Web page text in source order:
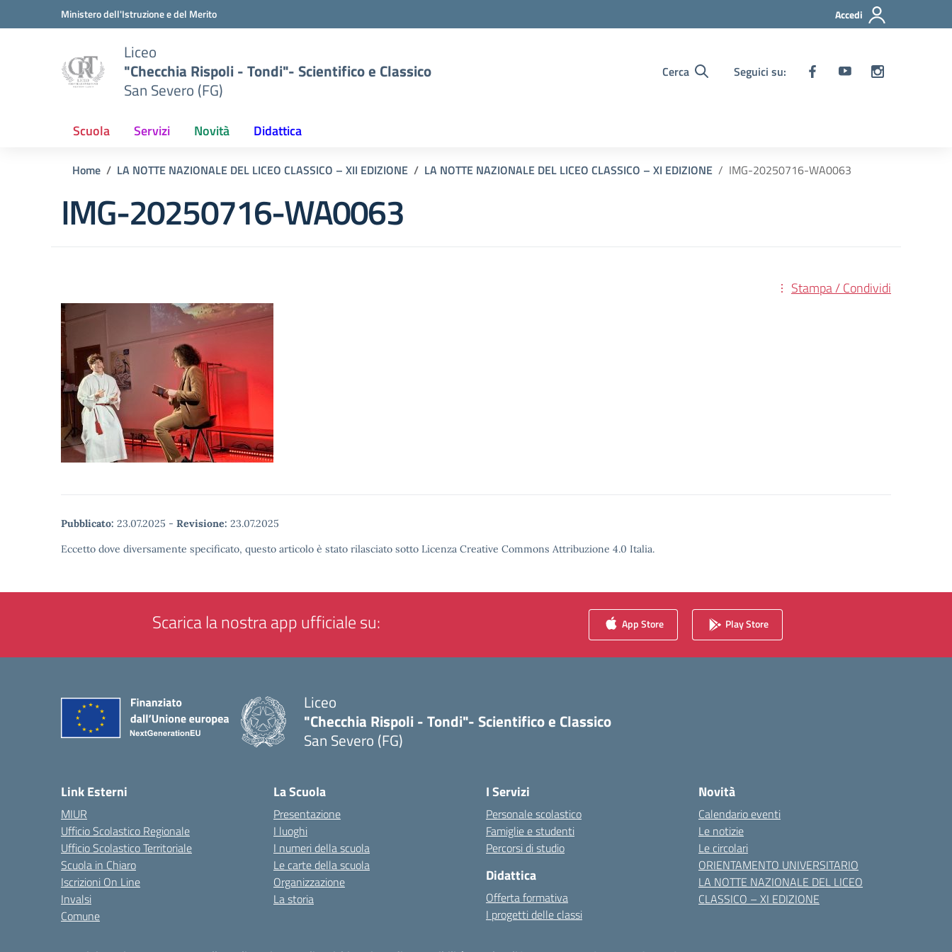
Vai ai contenuti
Vai al menu di navigazioneMinistero dell'Istruzione e del Merito Accedi
Liceo
"Checchia Rispoli - Tondi"- Scientifico e Classico
San Severo (FG)
Cerca Seguici su:
Scuola Servizi Novità Didattica
Home LA NOTTE NAZIONALE DEL LICEO CLASSICO – XII EDIZIONE LA NOTTE NAZIONALE DEL LICEO CLASSICO – XI EDIZIONE IMG-20250716-WA0063
IMG-20250716-WA0063
Stampa / Condividi
Pubblicato: 23.07.2025 - Revisione: 23.07.2025
Eccetto dove diversamente specificato, questo articolo è stato rilasciato sotto Licenza Creative Commons Attribuzione 4.0 Italia.
Scarica la nostra app ufficiale su: App Store Play Store
Liceo
"Checchia Rispoli - Tondi"- Scientifico e Classico
San Severo (FG)
Link Esterni
MIUR
Ufficio Scolastico Regionale
Ufficio Scolastico Territoriale
Scuola in Chiaro
Iscrizioni On Line
Invalsi
Comune
La Scuola
Presentazione
I luoghi
I numeri della scuola
Le carte della scuola
Organizzazione
La storia
I Servizi
Personale scolastico
Famiglie e studenti
Percorsi di studio
Didattica
Offerta formativa
I progetti delle classi
Novità
Calendario eventi
Le notizie
Le circolari
ORIENTAMENTO UNIVERSITARIO
LA NOTTE NAZIONALE DEL LICEO
CLASSICO – XI EDIZIONE